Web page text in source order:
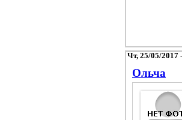
Чт, 25/05/2017
Ольча